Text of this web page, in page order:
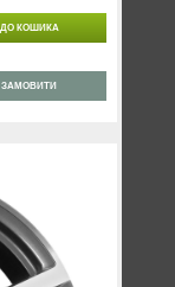
ДО КОШИКА
ЗАМОВИТИ